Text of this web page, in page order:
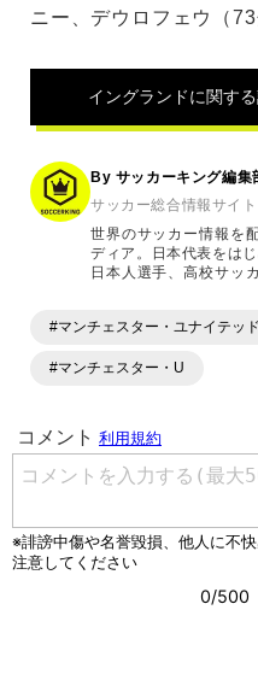
ニー、デウロフェウ（
イングランドに関す
By サッカーキング編集
サッカー総合情報サイト
世界のサッカー情報を
ディア。日本代表をは
日本人選手、高校サッ
ます。「X」「
#マンチェスター・ユナイテッド
#マンチェスター・U